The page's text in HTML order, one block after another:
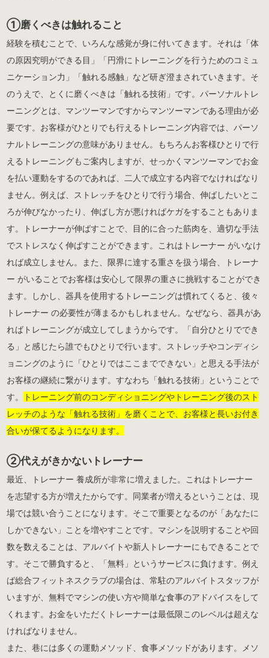
①磨くべきは触れること
経験を積むことで、いろんな感覚が身に付いてきます。それは「体
の原因究明ができる目」「円滑にトレーニングを行うためのコミュ
ニケーション力」「触れる感触」など研ぎ澄まされていきます。そ
のうえで、とくに磨くべきは「触れる技術」です。パーソナルトレ
ーニングとは、マンツーマンですからマンツーマンである理由が必
要です。お客様がひとりでも行えるトレーニング内容では、パーソ
ナルトレーニングの意味がありません。もちろんお客様ひとりで行
えるトレーニングもご案内しますが、せっかくマンツーマンでお金
を払い運動をするのであれば、二人で成立する内容でなければなり
ません。例えば、ストレッチをひとりで行う場合、伸ばしたいとこ
ろが伸びなかったり、伸ばし方が悪ければケガをすることもありま
す。トレーナーが伸ばすことで、目的に合った筋肉を、適切な手法
でストレスなく伸ばすことができます。これはトレーナー がいなけ
れば成立しません。また、限界に達する重さを扱う場合、トレーナ
ー がいることでお客様は安心して限界の重さに挑戦することができ
ます。しかし、器具を使用するトレーニングは慣れてくると、後々
トレーナー の必要性が薄まるかもしれません。なぜなら、器具があ
ればトレーニングが成立してしまうからです。「自分ひとりででき
る」と感じたら誰でもひとりで行います。ストレッチやコンディシ
ョニングのように「ひとりではここまでできない」と思える手法が
お客様の継続に繋がります。すなわち「触れる技術」ということで
す。
トレーニング前のコンディショニングやトレーニング後のスト
レッチのような「触れる技術」を磨くことで、お客様と長いお付き
合いが保てるようになります。
②代えがきかないトレーナー
最近、トレーナー 養成所が非常に増えました。これはトレーナー
を志望する方が増えたからです。同業者が増えるということは、現
場では競い合うことになります。そこで重要となるのが「あなたに
しかできない」ことを増やすことです。マシンを説明することや回
数を数えることは、アルバイトや新人トレーナーにもできることで
す。そこで勝負すると、「無料」というサービスに負けます。例え
ば総合フィットネスクラブの場合は、常駐のアルバイトスタッフが
いますが、無料でマシンの使い方や簡単な食事のアドバイスをして
くれます。お金をいただくトレーナーは最低限このレベルは超えな
ければなりません。
また、巷には多くの運動メソッド、食事メソッドがあります。メソ